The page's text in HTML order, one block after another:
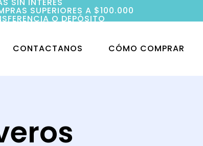
SUPERIORES A $100.000
O DEPÓSITO
CONTACTANOS CÓMO COMPRAR